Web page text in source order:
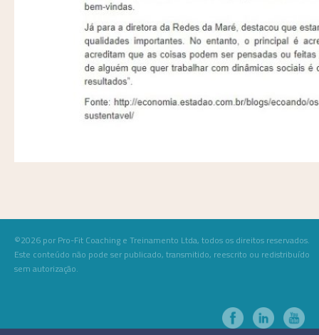
©2026 por Pro-Fit Coaching e Treinamento Ltda, todos os direitos reservados.
Este conteúdo não pode ser publicado, transmitido, reescrito ou redistribuído
sem autorização.